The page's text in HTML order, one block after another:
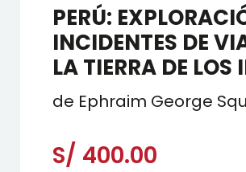
PERÚ:
INCIDENTES DE
LA TIERRA DE LOS
de Ephraim George
S/ 400.00